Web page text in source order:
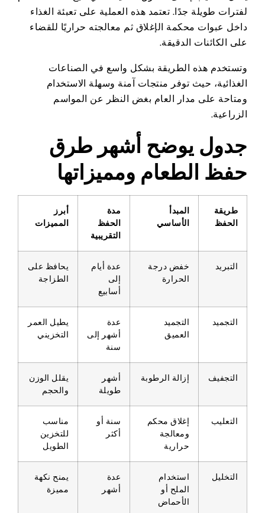
لفترات طويلة جدًا. تعتمد هذه العملية على تعبئة الغذاء
داخل عبوات محكمة الإغلاق ثم معالجته حراريًا للقضاء
على الكائنات الدقيقة.
وتستخدم هذه الطريقة بشكل واسع في الصناعات
الغذائية، حيث توفر منتجات آمنة وسهلة الاستخدام
ومتاحة على مدار العام بغض النظر عن المواسم
الزراعية.
جدول يوضح أشهر طرق
حفظ الطعام ومميزاتها
طريقة
الحفظ
المبدأ
الأساسي
مدة
الحفظ
التقريبية
أبرز
المميزات
التبريد
خفض درجة
الحرارة
عدة أيام
إلى
أسابيع
يحافظ على
الطزاجة
التجميد
التجميد
العميق
عدة
أشهر إلى
سنة
يطيل العمر
التخزيني
التجفيف إزالة الرطوبة
أشهر
طويلة
يقلل الوزن
والحجم
التعليب
إغلاق محكم
ومعالجة
حرارية
سنة أو
أكثر
مناسب
للتخزين
الطويل
التخليل
استخدام
الملح أو
الأحماض
عدة
أشهر
يمنح نكهة
مميزة